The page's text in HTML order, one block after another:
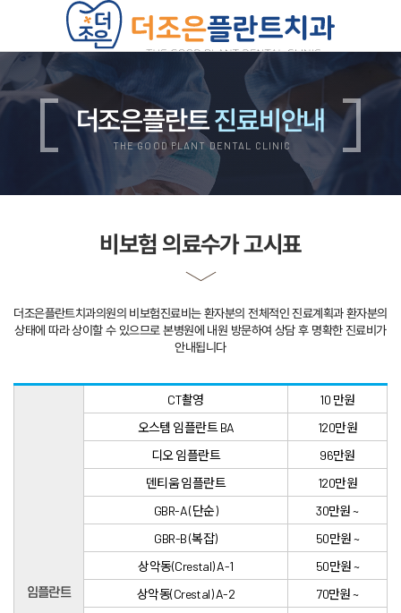
치과소개
의료진소개
진료비안내
둘러보기
오시는길
더조은플란트의 특별함
양심 진료
디지털 진료
자연치아 보존 원칙
위생적인 멸균, 소독
쾌적한 진료환경
임플란트
무치악 임플란트
뼈이식 임플란트
상악동 임플란트
보험 임플란트
치아교정
부정교합 자가진단
돌출입 교정
덧니 교정
개방교합 교정
과개교합 교정
주걱턱 교정
부분 교정
장치별 교정치료
일반진료
자연치아살리기
보철치료
신경치료
잇몸치료
사랑니발치
스케일링
더조은플란트진료비안내
THE GOOD PLANT DENTAL CLINIC
비보험 의료수가 고시표
더조은플란트치과의원의 비보험진료비는 환자분의 전체적인 진료계획과 환자분의
상태에 따라 상이할 수 있으므로본병원에 내원 방문하여 상담 후 명확한 진료비가
안내됩니다
임플란트
CT촬영
10 만원
오스템 임플란트 BA
120만원
디오 임플란트
96만원
덴티움 임플란트
120만원
GBR-A (단순)
30만원 ~
GBR-B (복잡)
50만원 ~
상악동(Crestal) A-1
50만원 ~
상악동(Crestal) A-2
70만원 ~